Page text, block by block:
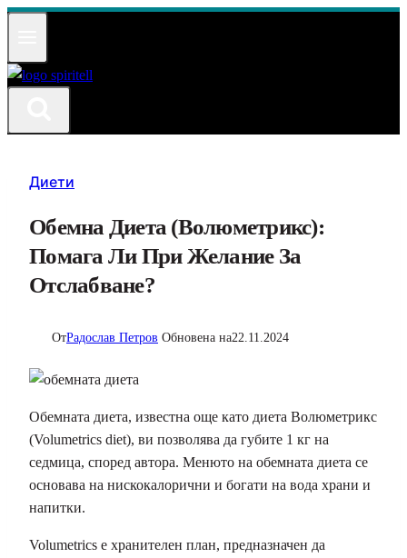
Към
Диети
Обемна Диета (Волюметрикс):
Помага Ли При Желание За
Отслабване?
ОтРадослав Петров Обновена на22.11.2024
Обемната диета, известна още като диета Волюметрикс
(Volumetrics diet), ви позволява да губите 1 кг на
седмица, според автора. Менюто на обемната диета се
основава на нискокалорични и богати на вода храни и
напитки.
Volumetrics е хранителен план, предназначен да